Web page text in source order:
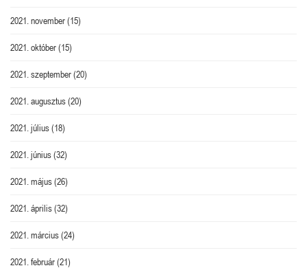
2021. november(15)
2021. október(15)
2021. szeptember(20)
2021. augusztus(20)
2021. július(18)
2021. június(32)
2021. május(26)
2021. április(32)
2021. március(24)
2021. február(21)